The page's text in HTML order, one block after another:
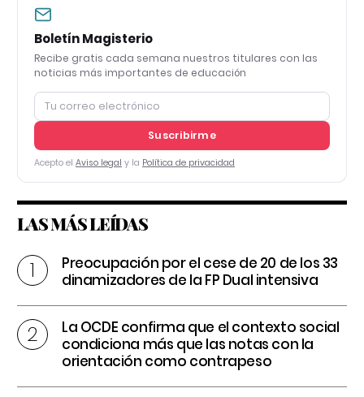
Boletín Magisterio
Recibe gratis cada semana nuestros titulares con las
noticias más importantes de educación
Suscribirme
Acepto el Aviso legal y la Política de privacidad
LAS MÁS LEÍDAS
Preocupación por el cese de 20 de los 33
dinamizadores de la FP Dual intensiva
La OCDE confirma que el contexto social
condiciona más que las notas con la
orientación como contrapeso